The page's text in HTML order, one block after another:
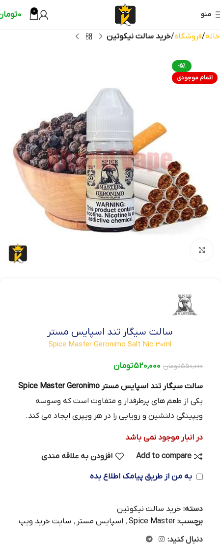
منو 0
0
خانه فروشگاه خرید سالت نیکوتین
-5%
اتمام موجودی
سالت سیگار تند اسپایس مستر
Spice Master Geronimo Salt Nic 30ml
550,000تومان 520,000تومان
سالت سیگار تند اسپایس مستر Spice Master Geronimo
یکی از طعم‌ های پرطرفدار و متفاوت است که وسوسه
ویپینگی دلنشین و رویایی را در هر ویپری ایجاد می‌ کند.
در انبار موجود نمی باشد
Add to compare
افزودن به علاقه مندی
به من از طریق پیامک اطلاع بده
دسته: خرید سالت نیکوتین
برچسب: Spice Master
, اسپایس مستر , سایت خرید ویپ
دنبال کنید: